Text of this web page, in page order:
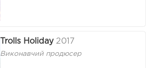
Trolls Holiday 2017
Виконавчий продюсер